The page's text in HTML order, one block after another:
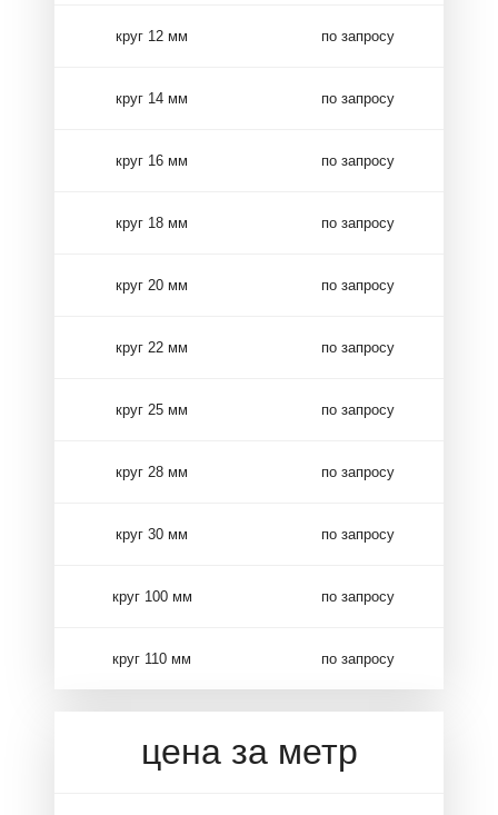
круг 12 мм по запросу
круг 14 мм по запросу
круг 16 мм по запросу
круг 18 мм по запросу
круг 20 мм по запросу
круг 22 мм по запросу
круг 25 мм по запросу
круг 28 мм по запросу
круг 30 мм по запросу
круг 100 мм по запросу
круг 110 мм по запросу
цена за метр